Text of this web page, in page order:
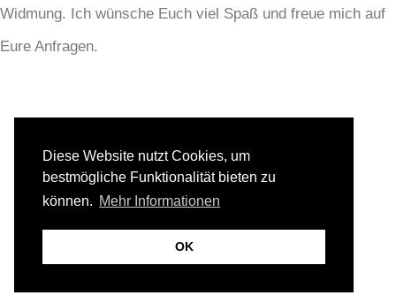
Diese Website nutzt Cookies, um
bestmögliche Funktionalität bieten zu
können. Mehr Informationen
OK
Widmung. Ich wünsche Euch viel Spaß und freue mich auf
Eure Anfragen.